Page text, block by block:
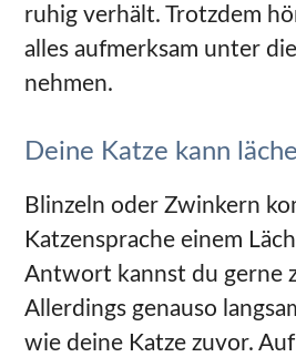
ruhig verhält. Trotzdem
alles aufmerksam unter
nehmen.
Deine Katze kann
Blinzeln oder Zwinkern
Katzensprache einem
Antwort kannst du gerne
Allerdings genauso
wie deine Katze zuvor. Auf